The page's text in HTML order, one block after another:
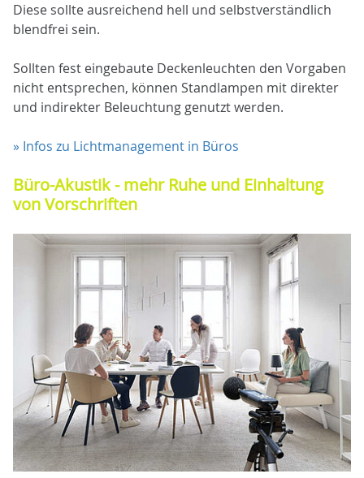
Diese sollte ausreichend hell und selbstverständlich
blendfrei sein.
Sollten fest eingebaute Deckenleuchten den Vorgaben
nicht entsprechen, können Standlampen mit direkter
und indirekter Beleuchtung genutzt werden.
» Infos zu Lichtmanagement in Büros
Büro-Akustik - mehr Ruhe und Einhaltung
von Vorschriften